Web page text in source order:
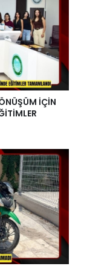
İÇİN